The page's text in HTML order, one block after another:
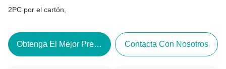
2PC por el cartón,
Obtenga El Mejor Precio Contacta Con Nosotros